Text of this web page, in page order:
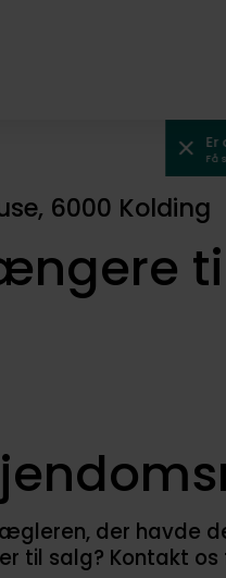
Få
6000 Kolding
der havde
til salg? Kontakt